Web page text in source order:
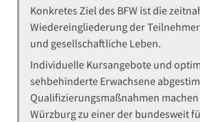
Konkretes Ziel des BFW ist die
Wiedereingliederung der
und gesellschaftliche Leben.
Individuelle Kursangebote und
sehbehinderte Erwachsene
Qualifizierungsmaßnahmen machen
Würzburg zu einer der bundesweit